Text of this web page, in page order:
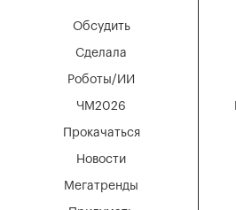
Мегатренды
Новости
Обсудить
Сделала
Роботы/ИИ
ЧМ2026
Прокачаться